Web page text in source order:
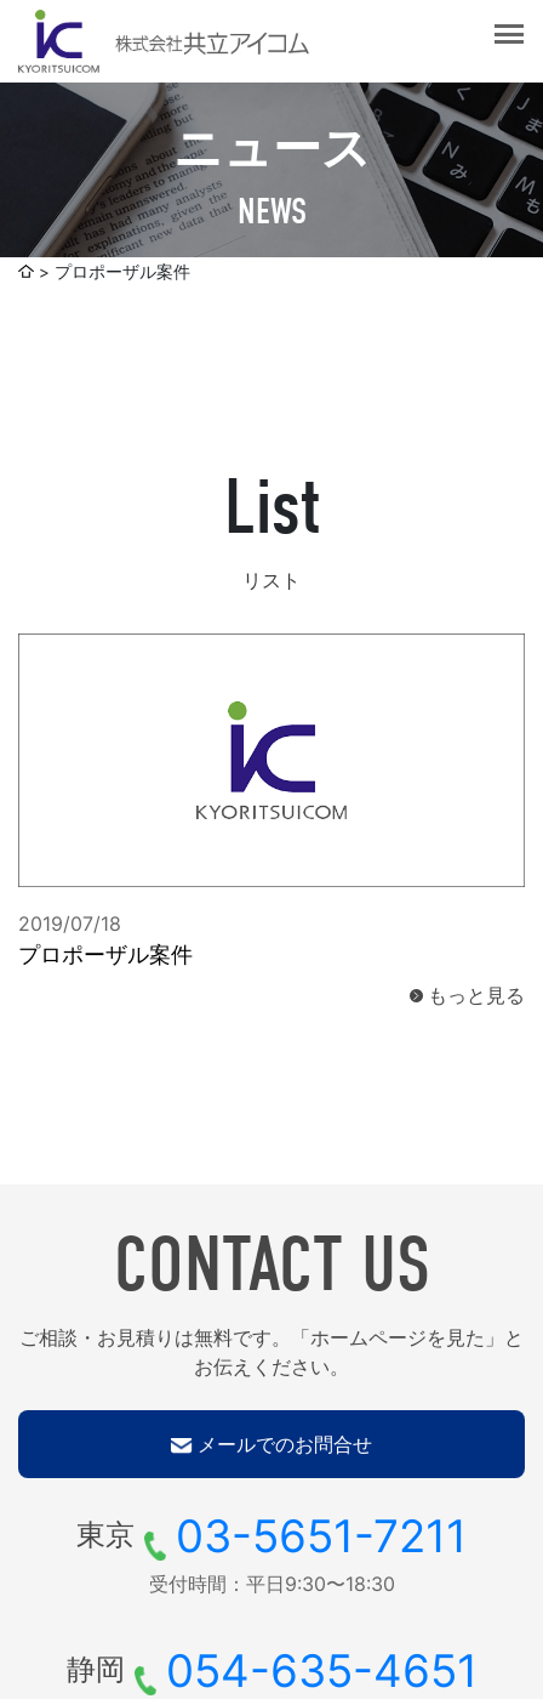
ニュース
NEWS
会社概要
企業理念
SDGsへの取り組みについて
サービス紹介
Web制作・ホームページ制作
採用情報
プロポーザル案件
List
リスト
2019/07/18
プロポーザル案件
もっと見る
CONTACT US
ご相談・お見積りは無料です。「ホームページを見た」と
お伝えください。
メールでのお問合せ
東京 03-5651-7211
受付時間：平日9:30〜18:30
静岡 054-635-4651